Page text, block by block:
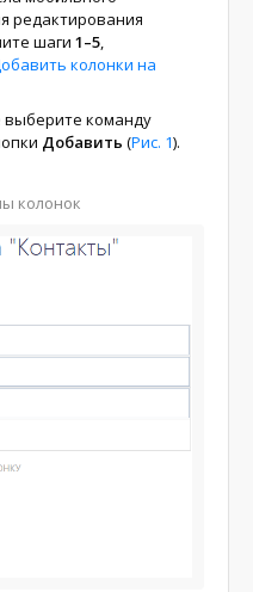
редактирования
шаги 1–5,
колонки на
команду
Добавить (Рис. 1).
колонок